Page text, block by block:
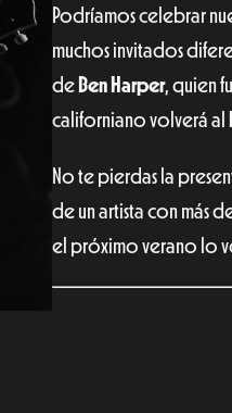
Podríamos celebrar
muchos invitados
de Ben Harper, quien
californiano volverá al
No te pierdas la
de un artista con más
el próximo verano lo